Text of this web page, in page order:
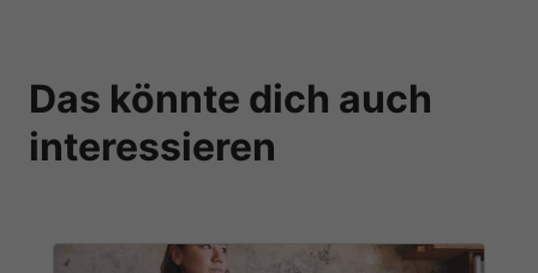
Das könnte dich auch
interessieren